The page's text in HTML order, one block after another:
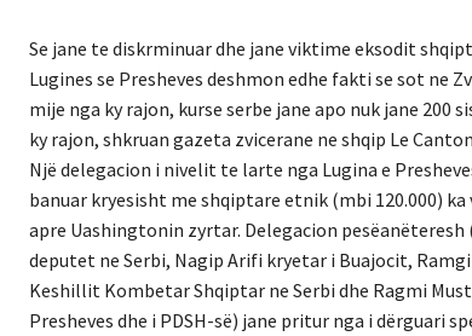
Se jane te diskrminuar dhe jane viktime eksodit
Lugines se Presheves deshmon edhe fakti se sot ne
mije nga ky rajon, kurse serbe jane apo nuk jane 200
ky rajon, shkruan gazeta zvicerane ne shqip Le
Një delegacion i nivelit te larte nga Lugina e
banuar kryesisht me shqiptare etnik (mbi 120.000)
apre Uashingtonin zyrtar. Delegacion pesëanëteresh
deputet ne Serbi, Nagip Arifi kryetar i Buajocit,
Keshillit Kombetar Shqiptar ne Serbi dhe Ragmi
Presheves dhe i PDSH-së) jane pritur nga i dërguari